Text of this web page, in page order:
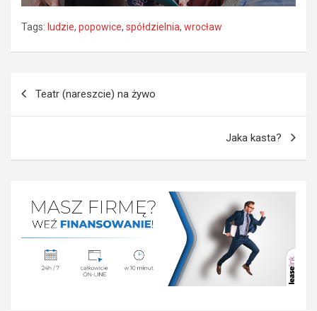
Tags: ludzie, popowice, spółdzielnia, wrocław
Teatr (nareszcie) na żywo
Jaka kasta?